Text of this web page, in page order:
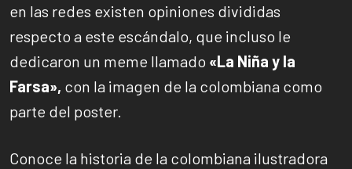
en las redes existen opiniones divididas
respecto a este escándalo, que incluso le
dedicaron un meme llamado «La Niña y la
Farsa», con la imagen de la colombiana como
parte del poster.
Conoce la historia de la colombiana ilustradora